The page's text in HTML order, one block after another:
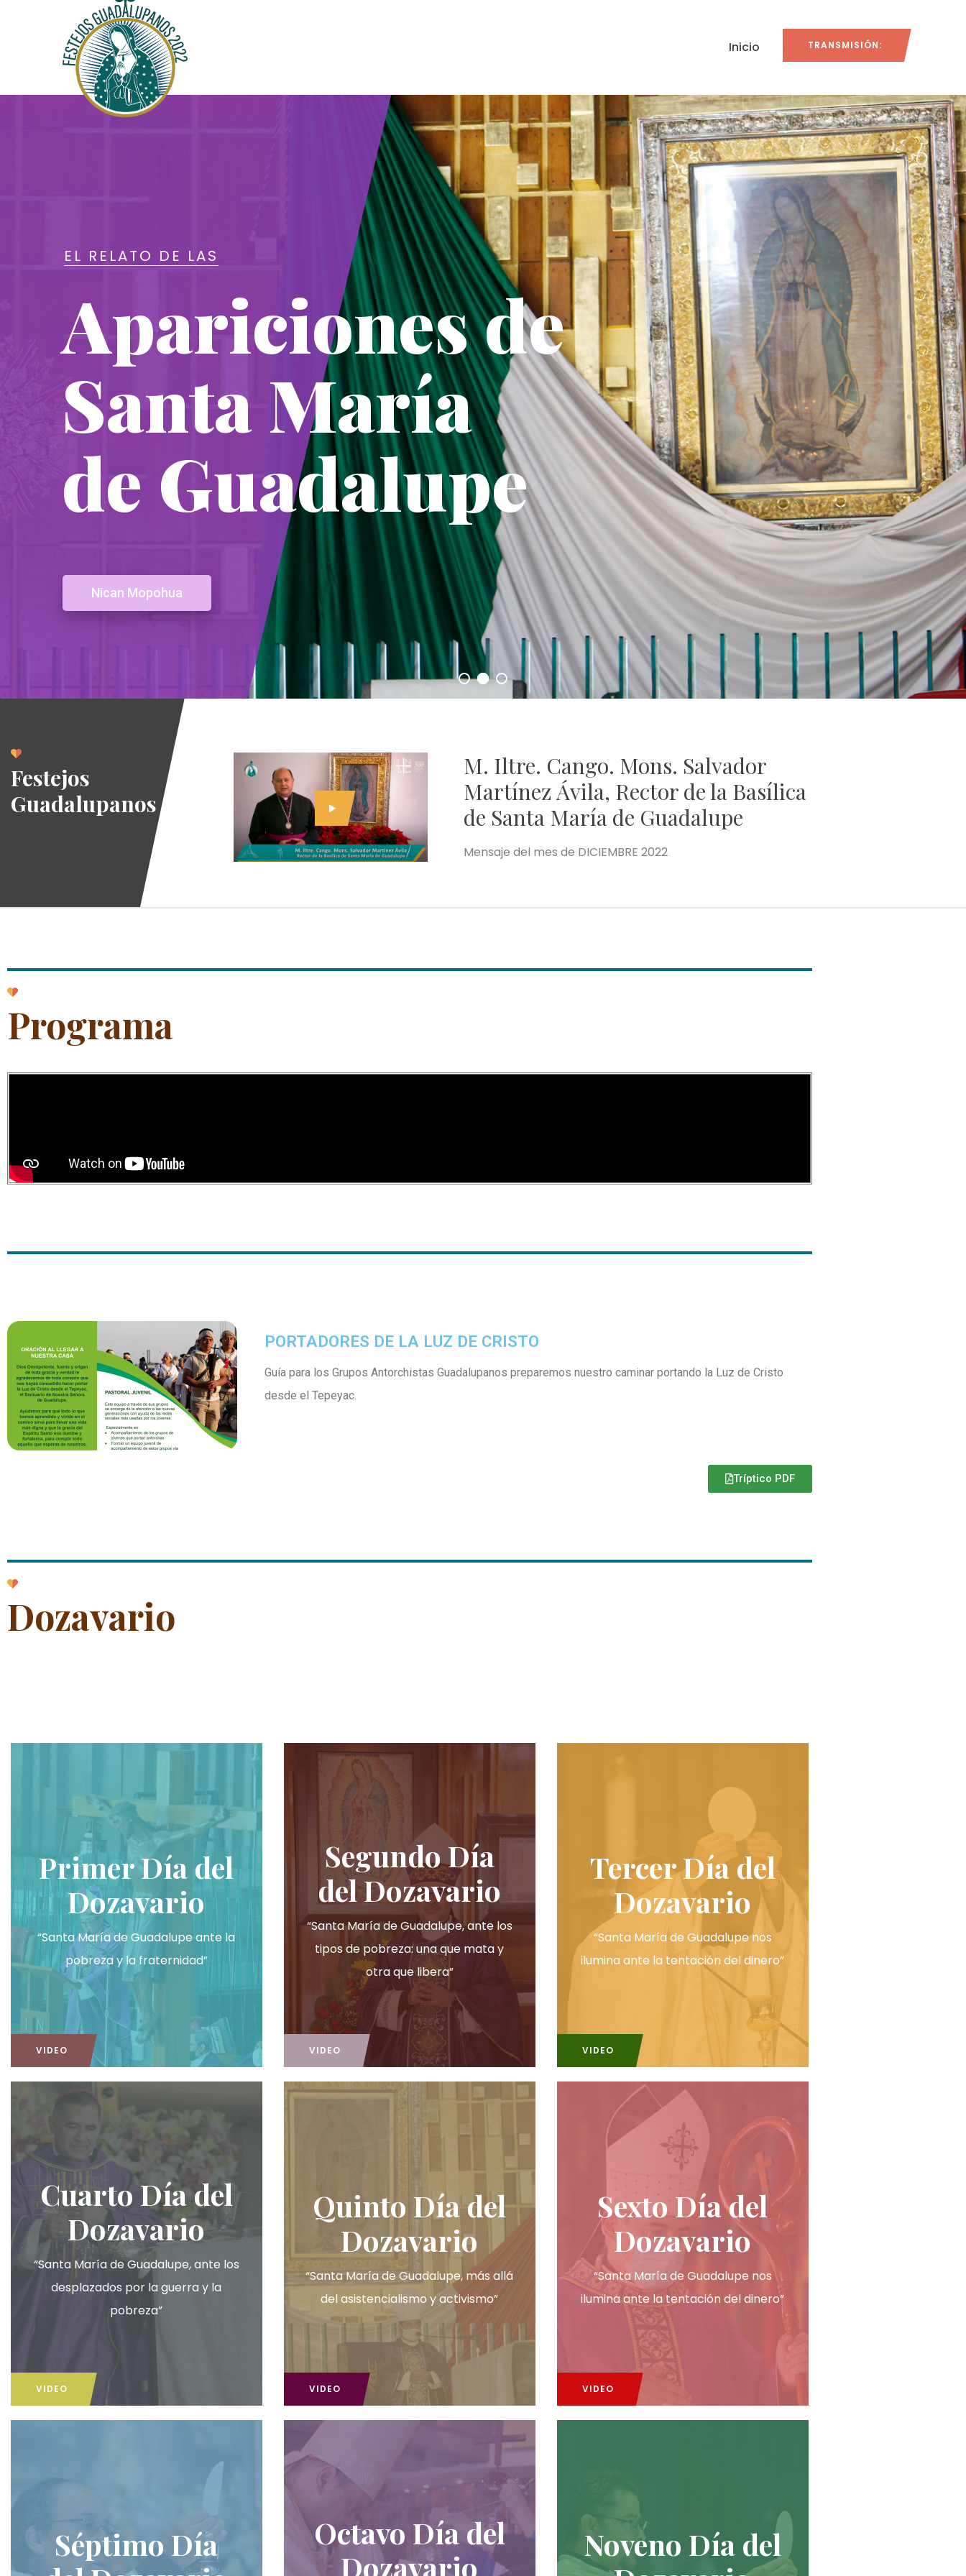
Inicio TRANSMISIÓN:
Nican Mopohua
Apariciones de
Santa María
de Guadalupe
EL RELATO DE LAS
Festejos
Guadalupanos
M. Iltre. Cango. Mons. Salvador
Martínez Ávila, Rector de la Basílica
de Santa María de Guadalupe
Mensaje del mes de DICIEMBRE 2022
Programa
PORTADORES DE LA LUZ DE CRISTO
Guía para los Grupos Antorchistas Guadalupanos preparemos nuestro caminar portando la Luz de Cristo
desde el Tepeyac.
Tríptico PDF
Dozavario
Primer Día del
Dozavario
“Santa María de Guadalupe ante la
pobreza y la fraternidad”
VIDEO
Cuarto Día del
Dozavario
“Santa María de Guadalupe, ante los
desplazados por la guerra y la
pobreza”
VIDEO
Séptimo Día
Segundo Día
del Dozavario
“Santa María de Guadalupe, ante los
tipos de pobreza: una que mata y
otra que libera”
VIDEO
Quinto Día del
Dozavario
“Santa María de Guadalupe, más allá
del asistencialismo y activismo”
VIDEO
Octavo Día del
Dozavario
Tercer Día del
Dozavario
“Santa María de Guadalupe nos
ilumina ante la tentación del dinero”
VIDEO
Sexto Día del
Dozavario
“Santa María de Guadalupe nos
ilumina ante la tentación del dinero”
VIDEO
Noveno Día del